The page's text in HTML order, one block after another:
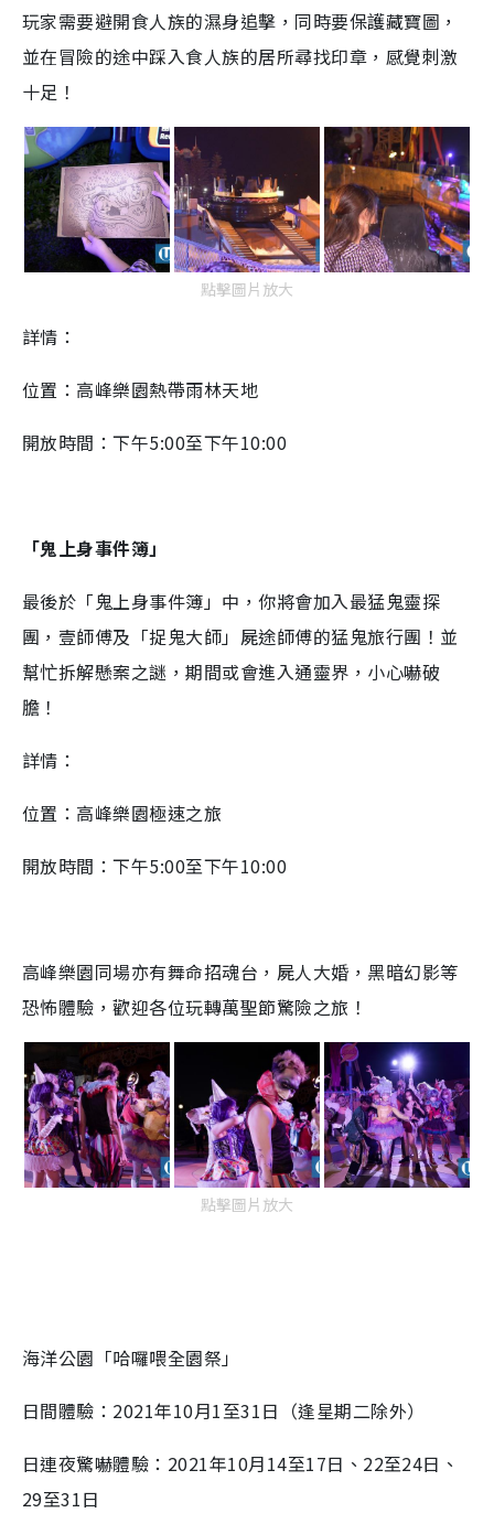
玩家需要避開食人族的濕身追擊，同時要保護藏寶圖，
並在冒險的途中踩入食人族的居所尋找印章，感覺刺激
十足！
點擊圖片放大
詳情：
位置：高峰樂園熱帶雨林天地
開放時間：下午5:00至下午10:00
「鬼上身事件簿」
最後於「鬼上身事件簿」中，你將會加入最猛鬼靈探
團，壹師傅及「捉鬼大師」屍途師傅的猛鬼旅行團！並
幫忙拆解懸案之謎，期間或會進入通靈界，小心嚇破
膽！
詳情：
位置：高峰樂園極速之旅
開放時間：下午5:00至下午10:00
高峰樂園同場亦有舞命招魂台，屍人大婚，黑暗幻影等
恐怖體驗，歡迎各位玩轉萬聖節驚險之旅！
點擊圖片放大
海洋公園「哈囉喂全園祭」
日間體驗：2021年10月1至31日（逢星期二除外）
日連夜驚嚇體驗：2021年10月14至17日、22至24日、
29至31日